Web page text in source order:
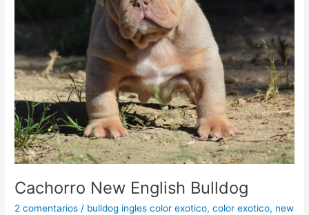
Cachorro New English Bulldog
2 comentarios / bulldog ingles color exotico,color exotico, new